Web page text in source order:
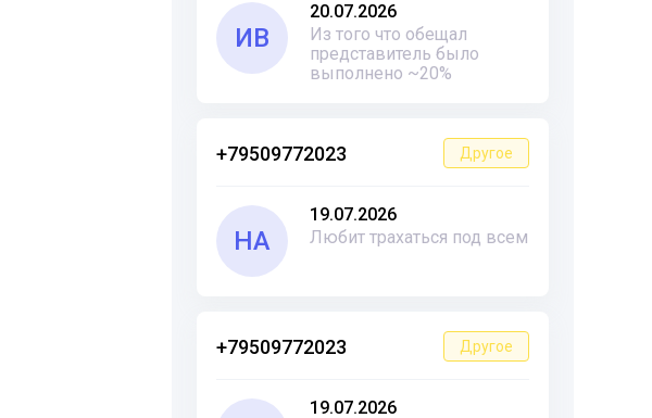
ИВ
20.07.2026
Из того что обещал
представитель было
выполнено ~20%
+79509772023 Другое
НА
19.07.2026
Любит трахаться под всем
+79509772023 Другое
19.07.2026